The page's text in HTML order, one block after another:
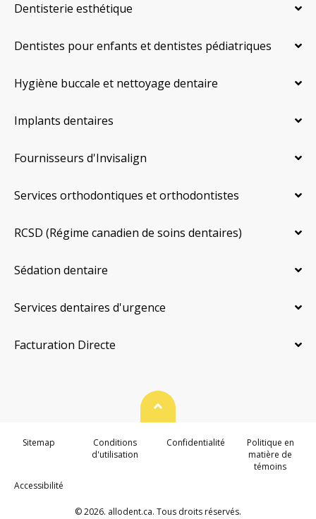
Dentisterie esthétique
Dentistes pour enfants et dentistes pédiatriques
Hygiène buccale et nettoyage dentaire
Implants dentaires
Fournisseurs d'Invisalign
Services orthodontiques et orthodontistes
RCSD (Régime canadien de soins dentaires)
Sédation dentaire
Services dentaires d'urgence
Facturation Directe
© 2026. allodent.ca. Tous droits réservés.
Haut de page
Sitemap
Conditions
d'utilisation
Confidentialité
Politique en
matière de
témoins
Accessibilité